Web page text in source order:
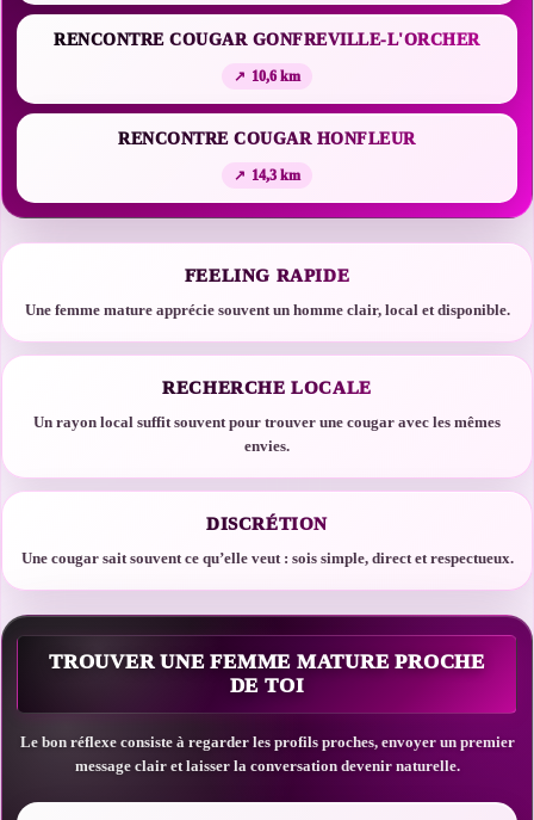
RENCONTRE COUGAR GONFREVILLE-L'ORCHER
10,6 km
RENCONTRE COUGAR HONFLEUR
14,3 km
FEELING RAPIDE
Une femme mature apprécie souvent un homme clair, local et disponible.
RECHERCHE LOCALE
Un rayon local suffit souvent pour trouver une cougar avec les mêmes
envies.
DISCRÉTION
Une cougar sait souvent ce qu’elle veut : sois simple, direct et respectueux.
TROUVER UNE FEMME MATURE PROCHE
DE TOI
Le bon réflexe consiste à regarder les profils proches, envoyer un premier
message clair et laisser la conversation devenir naturelle.